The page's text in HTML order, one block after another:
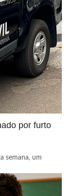
por furto
semana, um